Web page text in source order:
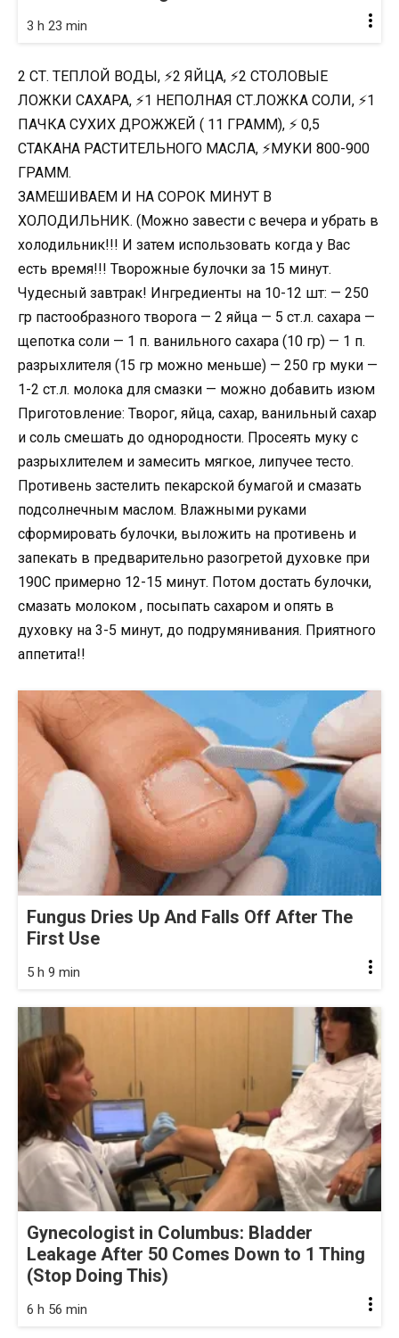
3 h 23 min
2 СТ. ТЕПЛОЙ ВОДЫ, ⚡2 ЯЙЦА, ⚡2 СТОЛОВЫЕ
ЛОЖКИ САХАРА, ⚡1 НЕПОЛНАЯ СТ.ЛОЖКА СОЛИ, ⚡1
ПАЧКА СУХИХ ДРОЖЖЕЙ ( 11 ГРАММ), ⚡ 0,5
СТАКАНА РАСТИТЕЛЬНОГО МАСЛА, ⚡МУКИ 800-900
ГРАММ.
ЗАМЕШИВАЕМ И НА СОРОК МИНУТ В
ХОЛОДИЛЬНИК. (Можно завести с вечера и убрать в
холодильник!!! И затем использовать когда у Вас
есть время!!! Творожные булочки за 15 минут.
Чудесный завтрак! Ингредиенты на 10-12 шт: — 250
гр пастообразного творога — 2 яйца — 5 ст.л. сахара —
щепотка соли — 1 п. ванильного сахара (10 гр) — 1 п.
разрыхлителя (15 гр можно меньше) — 250 гр муки —
1-2 ст.л. молока для смазки — можно добавить изюм
Приготовление: Творог, яйца, сахар, ванильный сахар
и соль смешать до однородности. Просеять муку с
разрыхлителем и замесить мягкое, липучее тесто.
Противень застелить пекарской бумагой и смазать
подсолнечным маслом. Влажными руками
сформировать булочки, выложить на противень и
запекать в предварительно разогретой духовке при
190С примерно 12-15 минут. Потом достать булочки,
смазать молоком , посыпать сахаром и опять в
духовку на 3-5 минут, до подрумянивания. Приятного
аппетита!!
Fungus Dries Up And Falls Off After The
First Use
5 h 9 min
Gynecologist in Columbus: Bladder
Leakage After 50 Comes Down to 1 Thing
(Stop Doing This)
6 h 56 min